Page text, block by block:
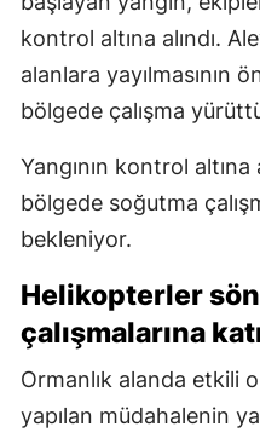
kontrol altına alındı.
alanlara yayılmasının
bölgede çalışma
Yangının kontrol altına
bölgede soğutma
bekleniyor.
Helikopterler
çalışmalarına
Ormanlık alanda etkili
yapılan müdahalenin